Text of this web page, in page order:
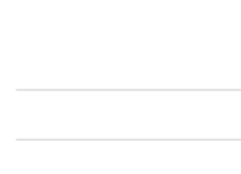
do segmento no meio
orientações e melhorias
coureira.
O curtume que desenvolve
-
Altura do Cano: 12,5 cm